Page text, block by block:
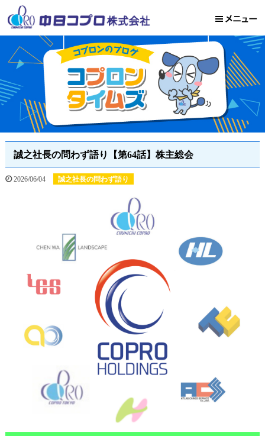
誠之社長の問わず語り【第64話】株主総会
2026/06/04 誠之社長の問わず語り